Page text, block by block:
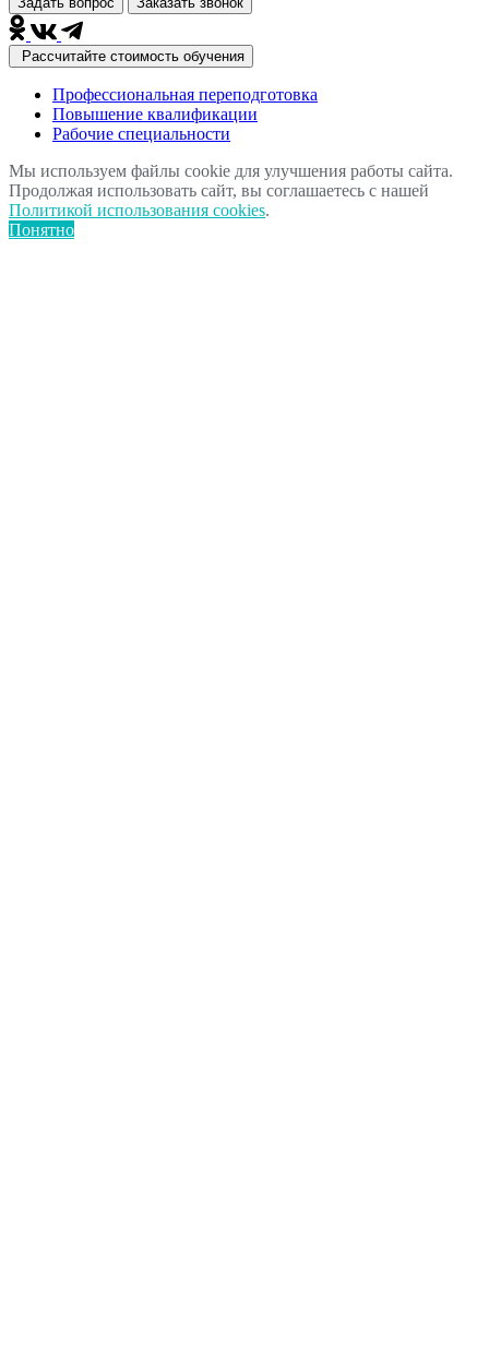
Рассчитайте стоимость обучения
Профессиональная переподготовка
Повышение квалификации
Рабочие специальности
Мы используем файлы cookie для улучшения работы сайта.
Продолжая использовать сайт, вы соглашаетесь с нашей
Политикой использования cookies.
Понятно